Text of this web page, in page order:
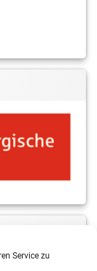
Service zu